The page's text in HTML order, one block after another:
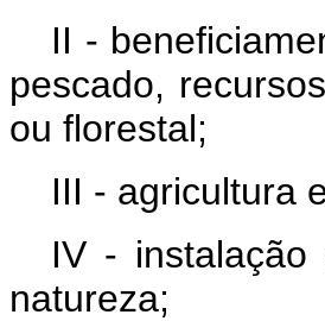
II -
pescado,
ou florestal;
III - agricultura
IV -
natureza;